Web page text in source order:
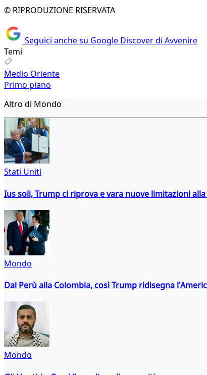
© RIPRODUZIONE RISERVATA
Seguici anche su Google Discover di Avvenire
Temi
Medio Oriente
Primo piano
Altro di Mondo
Stati Uniti
Ius soli, Trump ci riprova e vara nuove limitazioni
Mondo
Dal Perù alla Colombia, così Trump ridisegna
Mondo